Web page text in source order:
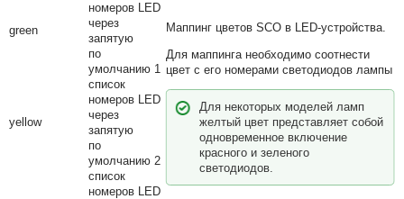
green
номеров LED
через
запятую
по
умолчанию 1
Маппинг цветов SCO в LED-устройства.
Для маппинга необходимо соотнести
цвет с его номерами светодиодов лампы
Для некоторых моделей ламп
желтый цвет представляет собой
одновременное включение
красного и зеленого
светодиодов.
yellow
список
номеров LED
через
запятую
по
умолчанию 2
список
номеров LED